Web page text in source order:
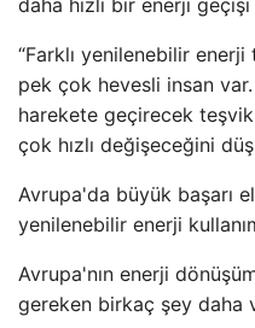
daha hızlı bir enerji
“Farklı yenilenebilir
pek çok hevesli insan
harekete geçirecek
çok hızlı değişeceğini
Avrupa'da büyük başarı
yenilenebilir enerji
Avrupa'nın enerji
gereken birkaç şey daha